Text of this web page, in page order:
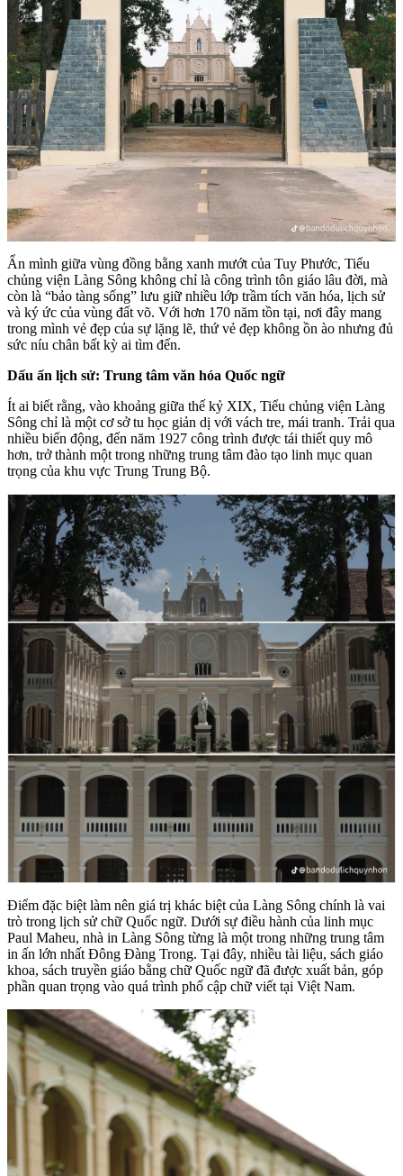
Ẩn mình giữa vùng đồng bằng xanh mướt của Tuy Phước, Tiểu
chủng viện Làng Sông không chỉ là công trình tôn giáo lâu đời, mà
còn là “bảo tàng sống” lưu giữ nhiều lớp trầm tích văn hóa, lịch sử
và ký ức của vùng đất võ. Với hơn 170 năm tồn tại, nơi đây mang
trong mình vẻ đẹp của sự lặng lẽ, thứ vẻ đẹp không ồn ào nhưng đủ
sức níu chân bất kỳ ai tìm đến.
Dấu ấn lịch sử: Trung tâm văn hóa Quốc ngữ
Ít ai biết rằng, vào khoảng giữa thế kỷ XIX, Tiểu chủng viện Làng
Sông chỉ là một cơ sở tu học giản dị với vách tre, mái tranh. Trải qua
nhiều biến động, đến năm 1927 công trình được tái thiết quy mô
hơn, trở thành một trong những trung tâm đào tạo linh mục quan
trọng của khu vực Trung Trung Bộ.
Điểm đặc biệt làm nên giá trị khác biệt của Làng Sông chính là vai
trò trong lịch sử chữ Quốc ngữ. Dưới sự điều hành của linh mục
Paul Maheu, nhà in Làng Sông từng là một trong những trung tâm
in ấn lớn nhất Đông Đàng Trong. Tại đây, nhiều tài liệu, sách giáo
khoa, sách truyền giáo bằng chữ Quốc ngữ đã được xuất bản, góp
phần quan trọng vào quá trình phổ cập chữ viết tại Việt Nam.